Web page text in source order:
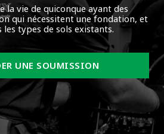
la vie de quiconque ayant des
qui nécessitent une fondation, et
les types de sols existants.
UNE SOUMISSION